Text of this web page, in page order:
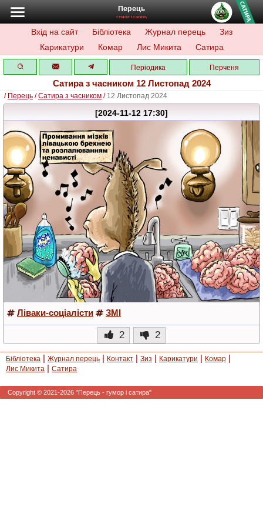
Перець
ГУМОР І САТИРА
Вхід на сайт Бібліотека Журнал перець
Зиз
Карикатури
Комар Лис Микита Сатира
Періодика Перченя
Сатира з часником 12 Листопад 2024
/ Перець /Сатира з часником / 12 Листопад 2024
[2024-11-12 17:30]
Ліваки-соціалісти ЗМІ
2 2
Бібліотека | Журнал перець | Контакт | Зиз | Карикатури | Комар |
Лис Микита | Сатира
Copyright © 2021-2026 "Перець - гумор і сатира"